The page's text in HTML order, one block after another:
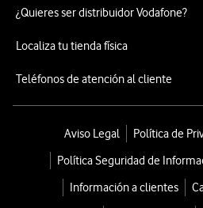
¿Quieres ser distribuidor Vodafone?
Localiza tu tienda física
Teléfonos de atención al cliente
Aviso Legal
Política de
Política Seguridad de
Información a clientes